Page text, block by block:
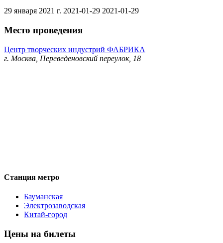
29 января 2021 г. 2021-01-29 2021-01-29
Место проведения
Центр творческих индустрий ФАБРИКА
г. Москва, Переведеновский переулок, 18
Станция метро
Бауманская
Электрозаводская
Китай-город
Цены на билеты